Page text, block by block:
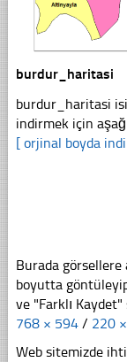
burdur_haritasi
burdur_haritasi
indirmek için
[ orjinal boyda
Burada
boyutta
ve "Farklı
768 × 594 / 220
Web sitemizde